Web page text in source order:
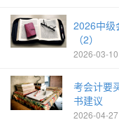
2026中级
（2）
2026-03-10
考会计要
书建议
2026-04-27